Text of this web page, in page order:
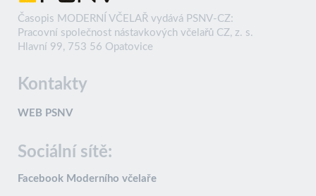
Časopis MODERNÍ VČELAŘ vydává PSNV-CZ:
Pracovní společnost nástavkových včelařů CZ, z. s.
Hlavní 99, 753 56 Opatovice
Kontakty
WEB PSNV
Sociální sítě:
Facebook Moderního včelaře